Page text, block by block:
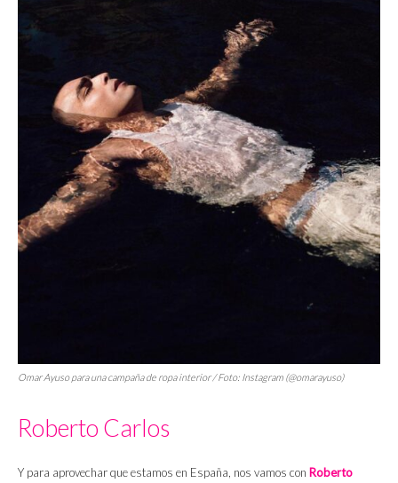
Omar Ayuso para una campaña de ropa interior / Foto: Instagram (@omarayuso)
Roberto Carlos
Y para aprovechar que estamos en España, nos vamos con Roberto